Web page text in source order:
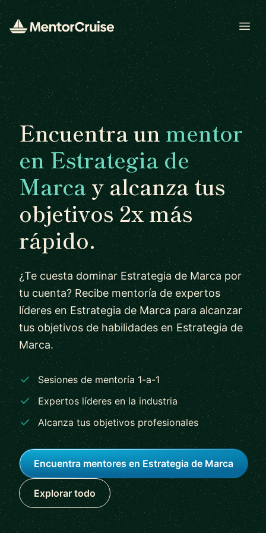
Encuentra unmentor
en Estrategia de
Marcay alcanza tus
objetivos 2x más
rápido.
¿Te cuesta dominar Estrategia de Marca por
tu cuenta? Recibe mentoría de expertos
líderes en Estrategia de Marca para alcanzar
tus objetivos de habilidades en Estrategia de
Marca.
Sesiones de mentoría 1-a-1
Expertos líderes en la industria
Alcanza tus objetivos profesionales
Encuentra mentores en Estrategia de Marca
Explorar todo